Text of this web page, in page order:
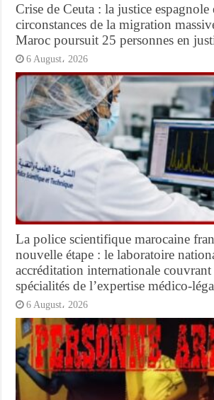
Crise de Ceuta : la justice espagnole
circonstances de la migration
Maroc poursuit 25 personnes en
6 August، 2026
La police scientifique marocaine
nouvelle étape : le laboratoire
accréditation internationale couvrant
spécialités de l’expertise médico-
6 August، 2026